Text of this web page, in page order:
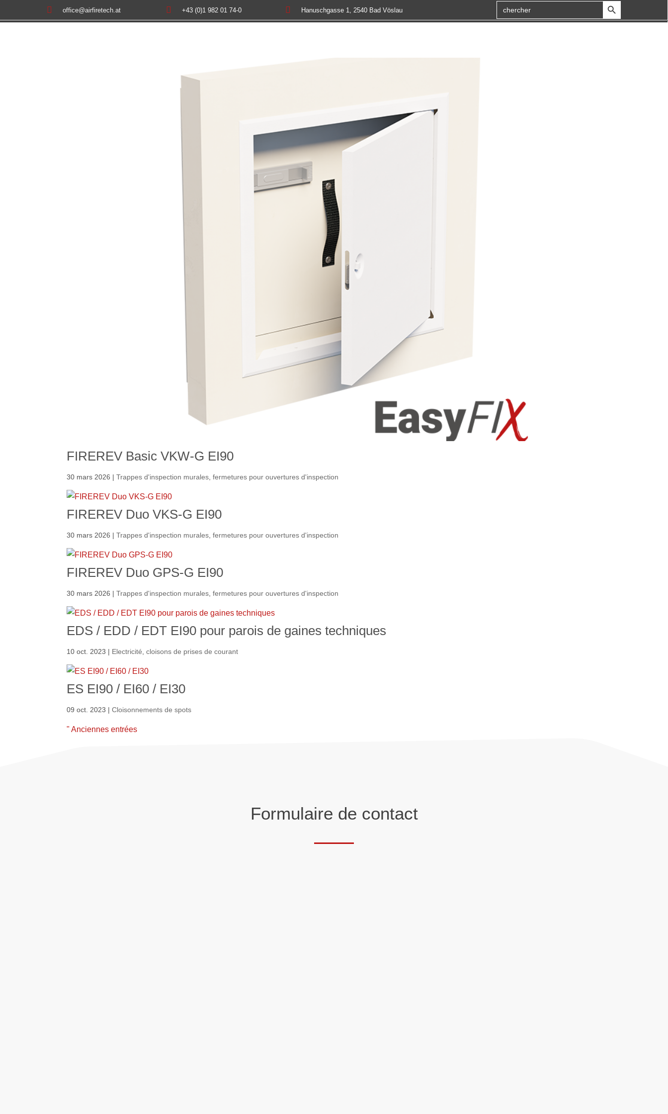
 office@airfiretech.at  +43 (0)1 982 01 74-0  Hanuschgasse 1, 2540 Bad Vöslau
Search
for
:
FIREREV Basic VKW-G EI90
30 mars 2026 |Trappes d'inspection murales,fermetures pour ouvertures d'inspection
FIREREV Duo VKS-G EI90
30 mars 2026 |Trappes d'inspection murales,fermetures pour ouvertures d'inspection
FIREREV Duo GPS-G EI90
30 mars 2026 |Trappes d'inspection murales,fermetures pour ouvertures d'inspection
EDS / EDD / EDT EI90 pour parois de gaines techniques
10 oct. 2023 | Electricité,cloisons de prises de courant
ES EI90 / EI60 / EI30
09 oct. 2023 |Cloisonnements de spots
" Anciennes entrées
Formulaire de contact